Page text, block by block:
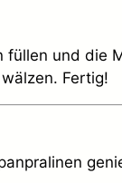
füllen und die
Fertig!